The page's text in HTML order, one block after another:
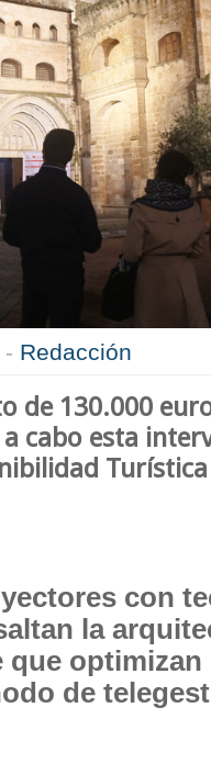
- Redacción
de 130.000
a cabo esta
con
la
que
de